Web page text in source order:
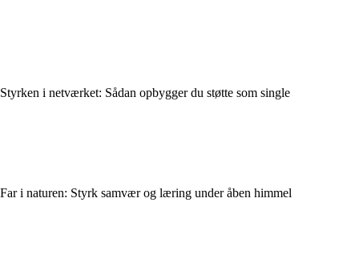
Styrken i netværket: Sådan opbygger du støtte som single
Far i naturen: Styrk samvær og læring under åben himmel